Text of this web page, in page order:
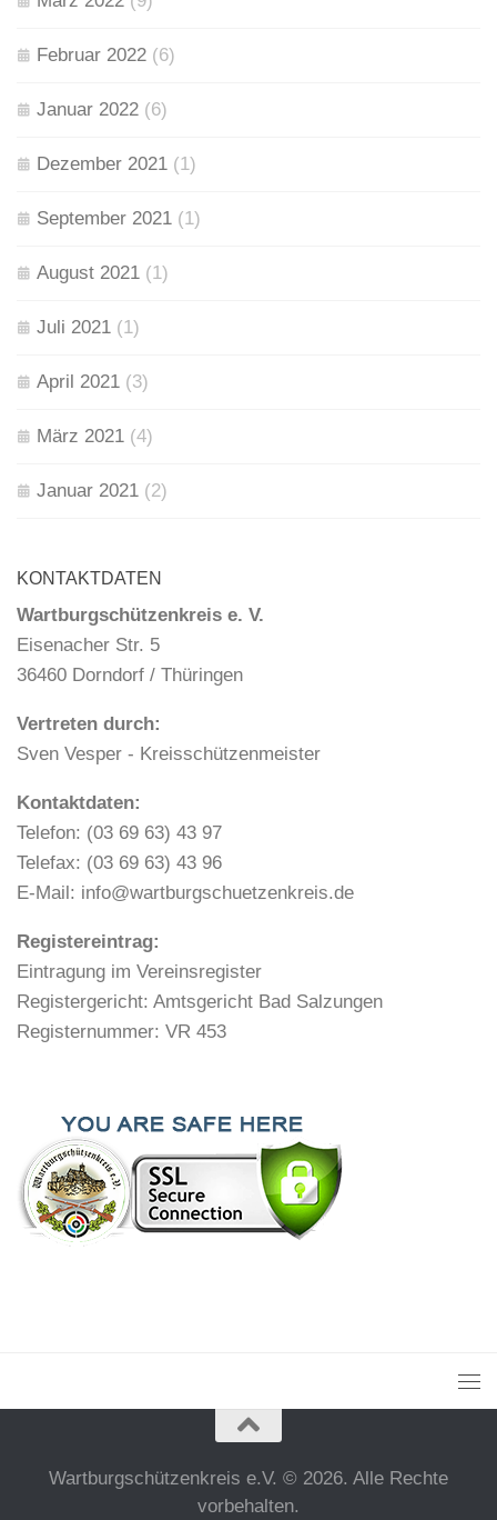
Februar 2022 (6)
Januar 2022 (6)
Dezember 2021 (1)
September 2021 (1)
August 2021 (1)
Juli 2021 (1)
April 2021 (3)
März 2021 (4)
Januar 2021 (2)
KONTAKTDATEN
Wartburgschützenkreis e. V.
Eisenacher Str. 5
36460 Dorndorf / Thüringen
Vertreten durch:
Sven Vesper - Kreisschützenmeister
Kontaktdaten:
Telefon: (03 69 63) 43 97
Telefax: (03 69 63) 43 96
E-Mail: info@wartburgschuetzenkreis.de
Registereintrag:
Eintragung im Vereinsregister
Registergericht: Amtsgericht Bad Salzungen
Registernummer: VR 453
Wartburgschützenkreis e.V. © 2026. Alle Rechte
vorbehalten.